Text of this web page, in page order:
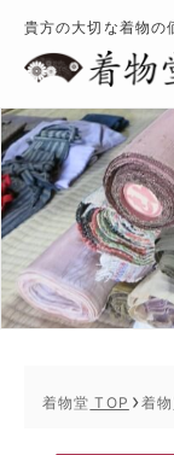
貴方の大切な着物の
着物堂 TOP 着